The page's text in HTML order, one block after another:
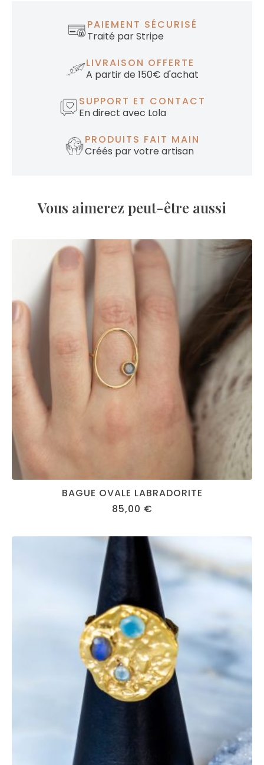
PAIEMENT SÉCURISÉ
Traité par Stripe
LIVRAISON OFFERTE
A partir de 150€ d'achat
SUPPORT ET CONTACT
En direct avec Lola
PRODUITS FAIT MAIN
Créés par votre artisan
Vous aimerez peut-être aussi
BAGUE OVALE LABRADORITE
85,00 €